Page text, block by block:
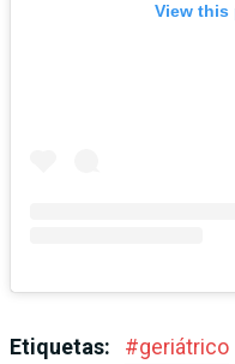
View this
Etiquetas: #geriátrico